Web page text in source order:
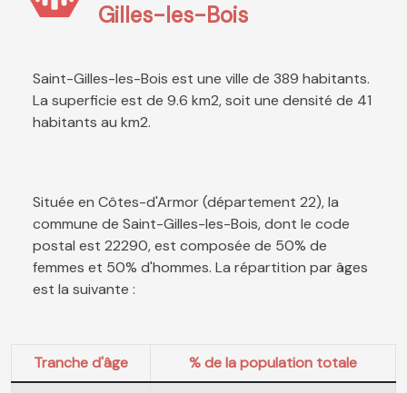
Gilles-les-Bois
Saint-Gilles-les-Bois est une ville de 389 habitants.
La superficie est de 9.6 km2, soit une densité de 41
habitants au km2.
Située en Côtes-d'Armor (département 22), la
commune de Saint-Gilles-les-Bois, dont le code
postal est 22290, est composée de 50% de
femmes et 50% d'hommes. La répartition par âges
est la suivante :
Tranche d'âge
% de la population totale